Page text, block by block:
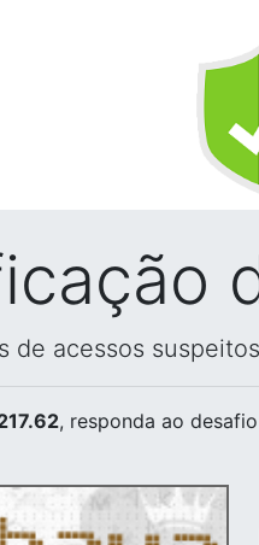
de acessos
, responda ao